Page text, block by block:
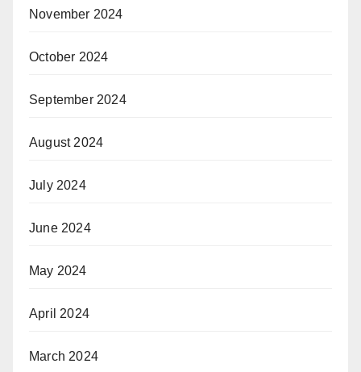
November 2024
October 2024
September 2024
August 2024
July 2024
June 2024
May 2024
April 2024
March 2024